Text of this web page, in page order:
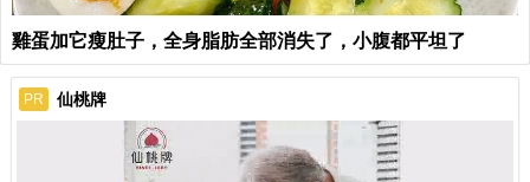
雞蛋加它瘦肚子，全身脂肪全部消失了，小腹都平坦了
PR 仙桃牌